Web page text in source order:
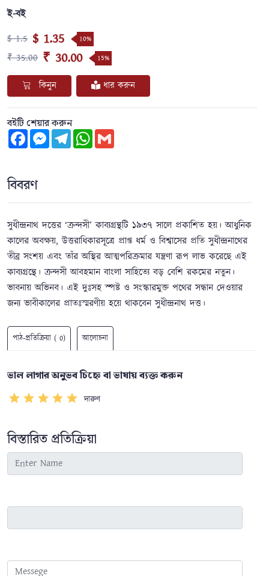
ই-বই
$ 1.5 $ 1.35 10%
₹ 35.00 ₹ 30.00 15%
কিনুন ধার করুন
বইটি শেয়ার করুন
FacebookMessengerTelegramWhatsApp
বিবরণ
সুধীন্দ্রনাথ দত্তের ‘ক্রন্দসী’ কাব্যগ্রন্থটি ১৯৩৭ সালে প্রকাশিত হয়। আধুনিক
কালের অবক্ষয়, উত্তরাধিকারসূত্রে প্রাপ্ত ধর্ম ও বিশ্বাসের প্রতি সুধীন্দ্রনাথের
তীব্র সংশয় এবং তাঁর অস্থির আত্মপরিক্রমার যন্ত্রণা রূপ লাভ করেছে এই
কাব্যগ্রন্থে। ক্রন্দসী আবহমান বাংলা সাহিত্যে বড় বেশি রকমের নতুন।
ভাবনায় অভিনব। এই দুঃসহ স্পষ্ট ও সংস্কারমুক্ত পথের সন্ধান দেওয়ার
জন্য ভাবীকালের প্রাতঃস্মরণীয় হয়ে থাকবেন সুধীন্দ্রনাথ দত্ত।
পাঠ-প্রতিক্রিয়া ( 0) আলোচনা
ভাল লাগার অনুভব চিহ্নে বা ভাষায় ব্যক্ত করুন
দারুণ
বিস্তারিত প্রতিক্রিয়া